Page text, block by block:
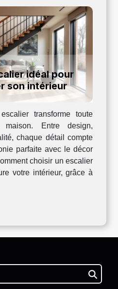
idéal pour
son intérieur
transforme toute
maison. Entre design,
chaque détail compte
parfaite avec le décor
choisir un escalier
votre intérieur, grâce à